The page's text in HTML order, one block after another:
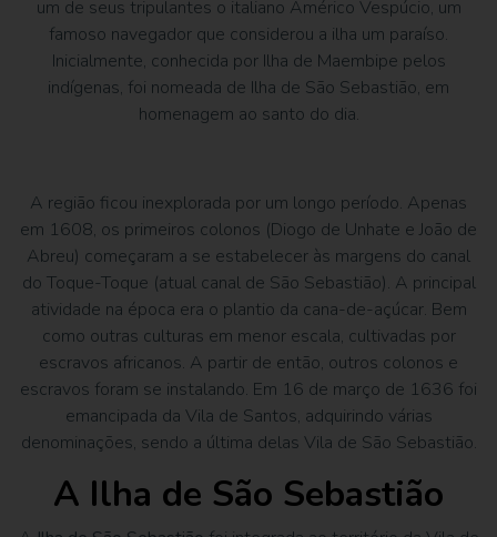
um de seus tripulantes o italiano Américo Vespúcio, um
famoso navegador que considerou a ilha um paraíso.
Inicialmente, conhecida por Ilha de Maembipe pelos
indígenas, foi nomeada de Ilha de São Sebastião, em
homenagem ao santo do dia.
A região ficou inexplorada por um longo período. Apenas
em 1608, os primeiros colonos (Diogo de Unhate e João de
Abreu) começaram a se estabelecer às margens do canal
do Toque-Toque (atual canal de São Sebastião). A principal
atividade na época era o plantio da cana-de-açúcar. Bem
como outras culturas em menor escala, cultivadas por
escravos africanos. A partir de então, outros colonos e
escravos foram se instalando. Em 16 de março de 1636 foi
emancipada da Vila de Santos, adquirindo várias
denominações, sendo a última delas Vila de São Sebastião.
A Ilha de São Sebastião